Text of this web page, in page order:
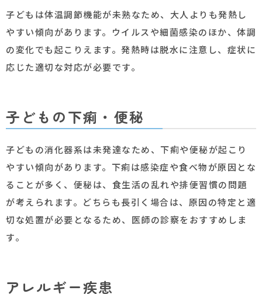
子どもは体温調節機能が未熟なため、大人よりも発熱し
やすい傾向があります。ウイルスや細菌感染のほか、体調
の変化でも起こりえます。発熱時は脱水に注意し、症状に
応じた適切な対応が必要です。
子どもの下痢・便秘
子どもの消化器系は未発達なため、下痢や便秘が起こり
やすい傾向があります。下痢は感染症や食べ物が原因とな
ることが多く、便秘は、食生活の乱れや排便習慣の問題
が考えられます。どちらも長引く場合は、原因の特定と適
切な処置が必要となるため、医師の診察をおすすめしま
す。
アレルギー疾患